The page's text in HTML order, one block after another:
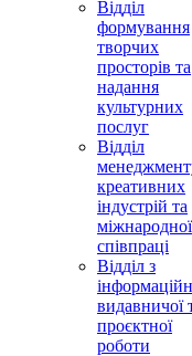
Відділ
формування
творчих
просторів та
надання
культурних
послуг
Відділ
креативних
індустрій та
міжнародної
співпраці
Відділ з
видавничої
проєктної
роботи